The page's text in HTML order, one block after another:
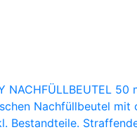
NACHFÜLLBEUTEL 50
Nachfüllbeutel mit
Bestandteile.